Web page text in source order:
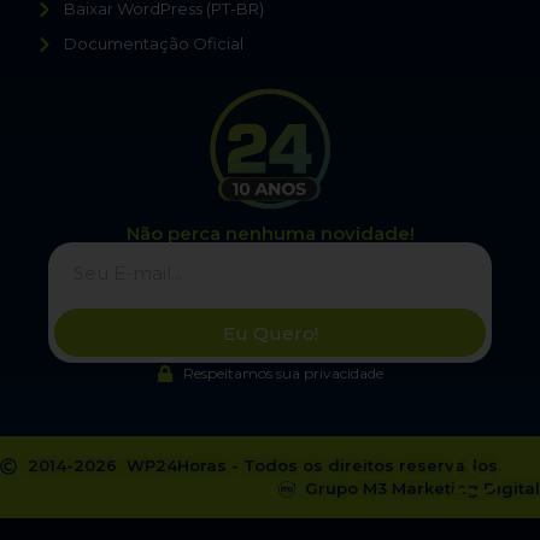
Baixar WordPress (PT-BR)
Documentação Oficial
Não perca nenhuma novidade!
Eu Quero!
Respeitamos sua privacidade
2014-2026 WP24Horas - Todos os direitos reservados.
Grupo M3 Marketing Digital